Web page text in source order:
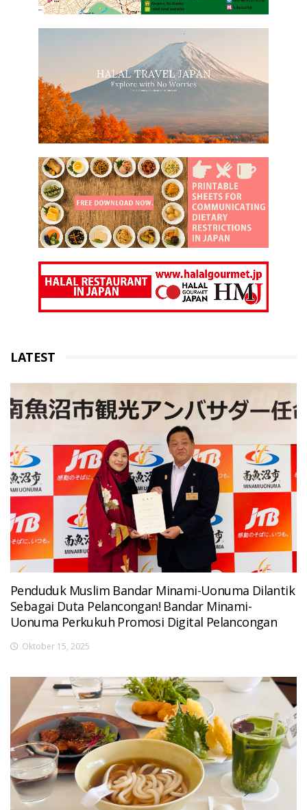
LATEST
Penduduk Muslim Bandar Minami-Uonuma Dilantik
Sebagai Duta Pelancongan! Bandar Minami-
Uonuma Perkukuh Promosi Digital Pelancongan
Oktober 15, 2025